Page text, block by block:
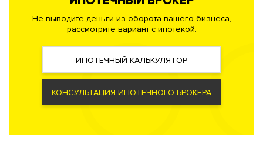
вентиляции и кондиционирования, малошумные лифты.
Резервная бойлерная система. Автоматическая система
пожаротушения, противопожарная сигнализация.
Профессиональная служба охраны. Закрытая и охраняемая
территория. Доступ по индивидуальным картам.
Видеонаблюдение периметра.
Не выводите деньги из оборота вашего бизнеса,
рассмотрите вариант с ипотекой.
ИПОТЕЧНЫЙ КАЛЬКУЛЯТОР
КОНСУЛЬТАЦИЯ ИПОТЕЧНОГО БРОКЕРА